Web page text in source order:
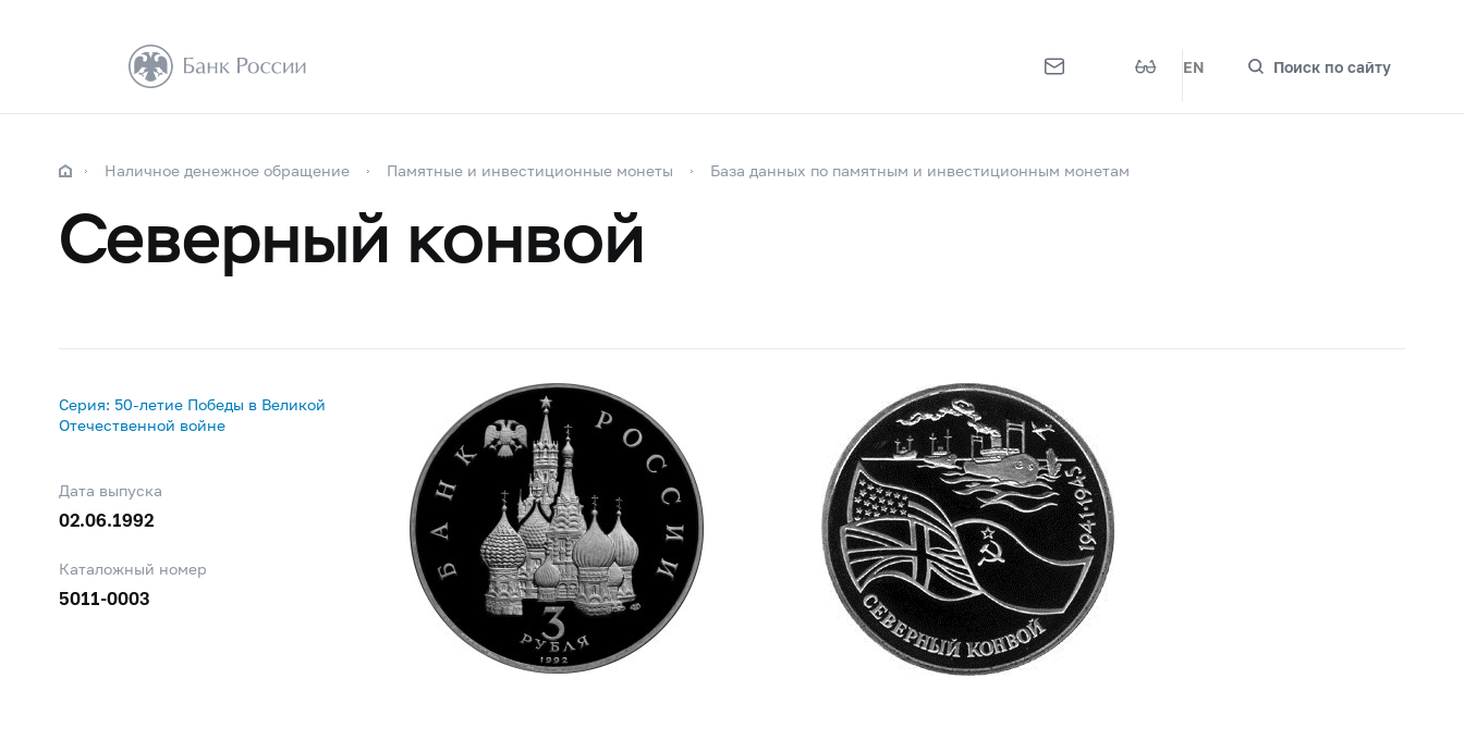
EN Поиск по сайту
Наличное денежное обращение Памятные и инвестиционные монеты База данных по памятным и инвестиционным монетам
Северный конвой
Серия: 50-летие Победы в Великой
Отечественной войне
Дата выпуска
02.06.1992
Каталожный номер
5011-0003